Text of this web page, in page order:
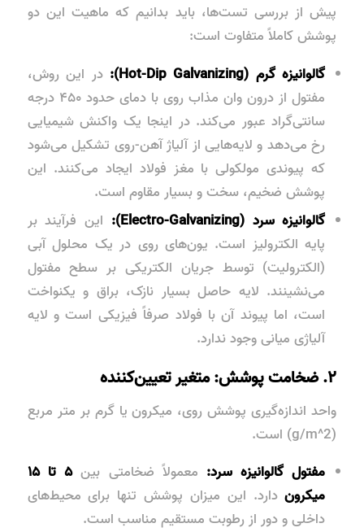
پیش از بررسی تست‌ها، باید بدانیم که ماهیت این دو
پوشش کاملاً متفاوت است:
گالوانیزه گرم (Hot-Dip Galvanizing):
در این روش،
مفتول از درون وان مذاب روی با دمای حدود ۴۵۰ درجه
سانتی‌گراد عبور می‌کند. در اینجا یک واکنش شیمیایی
رخ می‌دهد و لایه‌هایی از آلیاژ آهن-روی تشکیل می‌شود
که پیوندی مولکولی با مغز فولاد ایجاد می‌کنند. این
پوشش ضخیم، سخت و بسیار مقاوم است.
گالوانیزه سرد (Electro-Galvanizing):
این فرآیند بر
پایه الکترولیز است. یون‌های روی در یک محلول آبی
(الکترولیت) توسط جریان الکتریکی بر سطح مفتول
می‌نشینند. لایه حاصل بسیار نازک، براق و یکنواخت
است، اما پیوند آن با فولاد صرفاً فیزیکی است و لایه
آلیاژی میانی وجود ندارد.
۲. ضخامت پوشش: متغیر تعیین‌کننده
واحد اندازه‌گیری پوشش روی، میکرون یا گرم بر متر مربع
(g/m^2) است.
مفتول گالوانیزه سرد: معمولاً ضخامتی بین
۵ تا ۱۵
میکروندارد. این میزان پوشش تنها برای محیط‌های
داخلی و دور از رطوبت مستقیم مناسب است.